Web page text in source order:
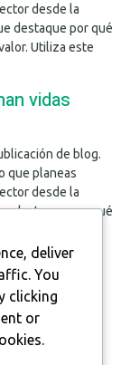
desde la
destaque por qué
Utiliza este
vidas
de blog.
que planeas
desde la
destaque por qué
Utiliza este
de blog.
planeas
deliver
You
clicking
or